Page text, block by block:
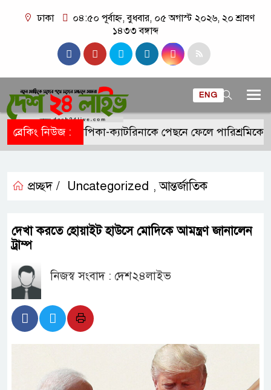
ঢাকা
০৪:৫০ পূর্বাহ্ন, বুধবার, ০৫ অগাস্ট ২০২৬, ২০ শ্রাবণ
১৪৩৩ বঙ্গাব্দ
ENG
ব্রেকিং নিউজ :দীপিকা-ক্যাটরিনাকে পেছনে ফেলে পারিশ্রমিকে
প্রচ্ছদ / Uncategorized ,আন্তর্জাতিক
দেখা করতে হোয়াইট হাউসে মোদিকে আমন্ত্রণ জানালেন
ট্রাম্প
নিজস্ব সংবাদ : দেশ২৪লাইভ